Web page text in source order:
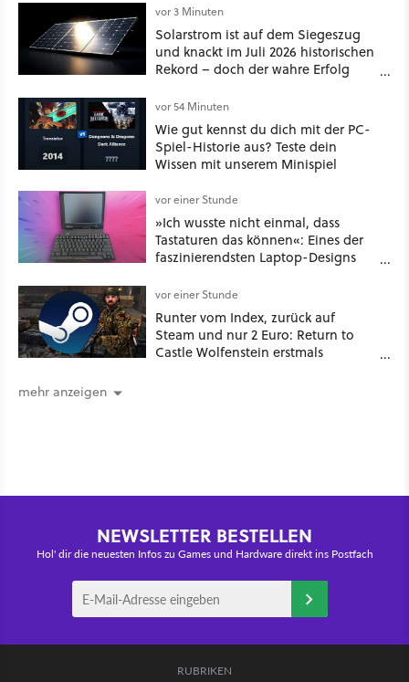
vor 3 Minuten
Solarstrom ist auf dem Siegeszug
und knackt im Juli 2026 historischen
Rekord – doch der wahre Erfolg
vor 54 Minuten
Wie gut kennst du dich mit der PC-
Spiel-Historie aus? Teste dein
Wissen mit unserem Minispiel
vor einer Stunde
»Ich wusste nicht einmal, dass
Tastaturen das können«: Eines der
faszinierendsten Laptop-Designs
vor einer Stunde
Runter vom Index, zurück auf
Steam und nur 2 Euro: Return to
Castle Wolfenstein erstmals
mehr anzeigen
NEWSLETTER BESTELLEN
Hol' dir die neuesten Infos zu Games und Hardware direkt ins Postfach
RUBRIKEN